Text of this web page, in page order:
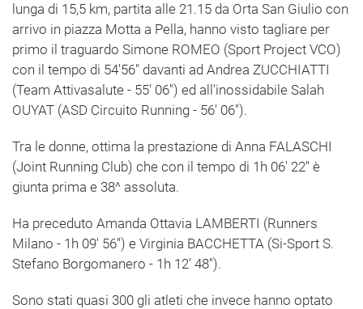
lunga di 15,5 km, partita alle 21.15 da Orta San Giulio con
arrivo in piazza Motta a Pella, hanno visto tagliare per
primo il traguardo Simone ROMEO (Sport Project VCO)
con il tempo di 54'56'' davanti ad Andrea ZUCCHIATTI
(Team Attivasalute - 55' 06'') ed all'inossidabile Salah
OUYAT (ASD Circuito Running - 56' 06'').
Tra le donne, ottima la prestazione di Anna FALASCHI
(Joint Running Club) che con il tempo di 1h 06' 22'' è
giunta prima e 38^ assoluta.
Ha preceduto Amanda Ottavia LAMBERTI (Runners
Milano - 1h 09' 56'') e Virginia BACCHETTA (Si-Sport S.
Stefano Borgomanero - 1h 12' 48'').
Sono stati quasi 300 gli atleti che invece hanno optato